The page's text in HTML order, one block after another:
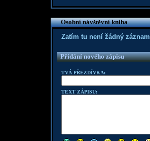
Osobní návštěvní kniha
Zatím tu není žádný záznam
Přidání nového zápisu
TVÁ PŘEZDÍVKA:
TEXT ZÁPISU: